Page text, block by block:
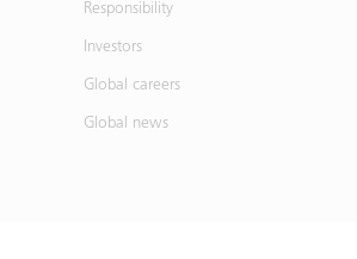
Responsibility
Investors
Global careers
Global news